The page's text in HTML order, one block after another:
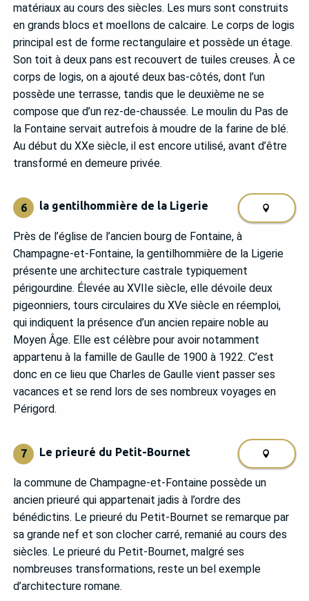
matériaux au cours des siècles. Les murs sont construits
en grands blocs et moellons de calcaire. Le corps de logis
principal est de forme rectangulaire et possède un étage.
Son toit à deux pans est recouvert de tuiles creuses. À ce
corps de logis, on a ajouté deux bas-côtés, dont l’un
possède une terrasse, tandis que le deuxième ne se
compose que d’un rez-de-chaussée. Le moulin du Pas de
la Fontaine servait autrefois à moudre de la farine de blé.
Au début du XXe siècle, il est encore utilisé, avant d’être
transformé en demeure privée.
6 la gentilhommière de la Ligerie
Près de l’église de l’ancien bourg de Fontaine, à
Champagne-et-Fontaine, la gentilhommière de la Ligerie
présente une architecture castrale typiquement
périgourdine. Élevée au XVIIe siècle, elle dévoile deux
pigeonniers, tours circulaires du XVe siècle en réemploi,
qui indiquent la présence d’un ancien repaire noble au
Moyen Âge. Elle est célèbre pour avoir notamment
appartenu à la famille de Gaulle de 1900 à 1922. C’est
donc en ce lieu que Charles de Gaulle vient passer ses
vacances et se rend lors de ses nombreux voyages en
Périgord.
7 Le prieuré du Petit-Bournet
la commune de Champagne-et-Fontaine possède un
ancien prieuré qui appartenait jadis à l’ordre des
bénédictins. Le prieuré du Petit-Bournet se remarque par
sa grande nef et son clocher carré, remanié au cours des
siècles. Le prieuré du Petit-Bournet, malgré ses
nombreuses transformations, reste un bel exemple
d’architecture romane.